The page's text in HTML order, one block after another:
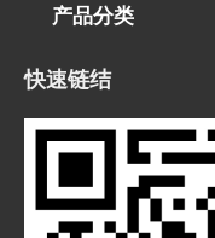
产品分类
快速链结